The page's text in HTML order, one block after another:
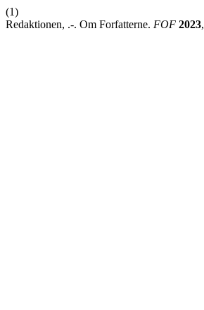
(1)
Redaktionen, .-. Om Forfatterne. FOF 2023,